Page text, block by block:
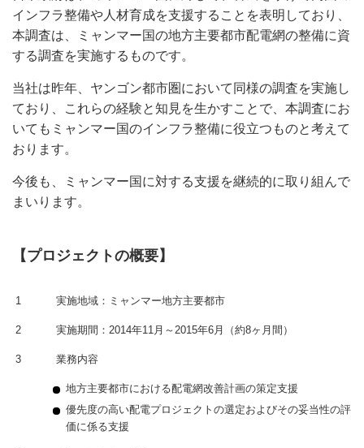
インフラ整備や人材育成を支援することを表明しており、
本調査は、ミャンマー国の地方主要都市配電網の整備に資
する調査を実施するものです。
当社は昨年、ヤンゴン都市圏において同様の調査を実施し
ており、これらの経験と知見を生かすことで、本調査にお
いてもミャンマー国のインフラ整備に役立つものと考えて
おります。
今後も、ミャンマー国に対する支援を継続的に取り組んで
まいります。
【プロジェクトの概要】
1 実施地域：ミャンマー地方主要都市
2 実施期間：2014年11月～2015年6月（約8ヶ月間）
3 業務内容
地方主要都市における配電網改善計画の策定支援
優先度の高い配電プロジェクトの選定およびその妥当性の評
価に係る支援